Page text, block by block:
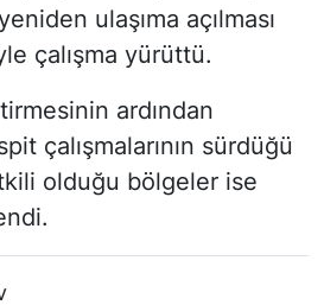
ulaşıma açılması
çalışma yürüttü.
ardından
çalışmalarının sürdüğü
olduğu bölgeler ise